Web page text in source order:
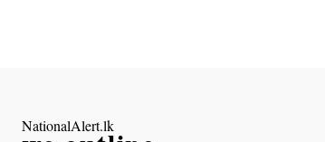
NationalAlert.lk